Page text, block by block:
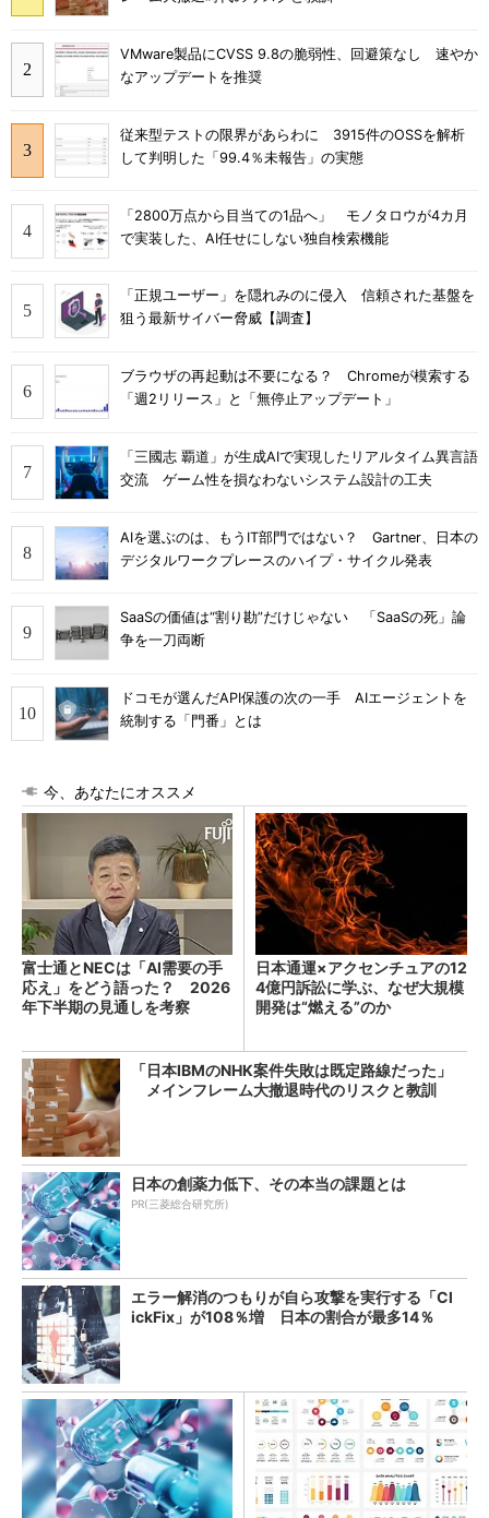
VMware製品にCVSS 9.8の脆弱性、回避策なし 速やか
なアップデートを推奨
従来型テストの限界があらわに 3915件のOSSを解析
して判明した「99.4％未報告」の実態
「2800万点から目当ての1品へ」 モノタロウが4カ月
で実装した、AI任せにしない独自検索機能
「正規ユーザー」を隠れみのに侵入 信頼された基盤を
狙う最新サイバー脅威【調査】
ブラウザの再起動は不要になる？ Chromeが模索する
「週2リリース」と「無停止アップデート」
「三國志 覇道」が生成AIで実現したリアルタイム異言語
交流 ゲーム性を損なわないシステム設計の工夫
AIを選ぶのは、もうIT部門ではない？ Gartner、日本の
デジタルワークプレースのハイプ・サイクル発表
SaaSの価値は“割り勘”だけじゃない 「SaaSの死」論
争を一刀両断
ドコモが選んだAPI保護の次の一手 AIエージェントを
統制する「門番」とは
今、あなたにオススメ
富士通とNECは「AI需要の手
応え」をどう語った？ 2026
年下半期の見通しを考察
日本通運×アクセンチュアの12
4億円訴訟に学ぶ、なぜ大規模
開発は“燃える”のか
「日本IBMのNHK案件失敗は既定路線だった」
メインフレーム大撤退時代のリスクと教訓
日本の創薬力低下、その本当の課題とは
PR(三菱総合研究所)
エラー解消のつもりが自ら攻撃を実行する「Cl
ickFix」が108％増 日本の割合が最多14％